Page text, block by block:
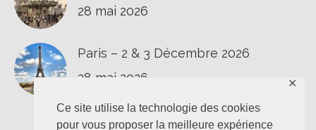
Ce site utilise la technologie des cookies
pour vous proposer la meilleure expérience
✕
28 mai 2026
Paris – 2 & 3 Décembre 2026
28 mai 2026